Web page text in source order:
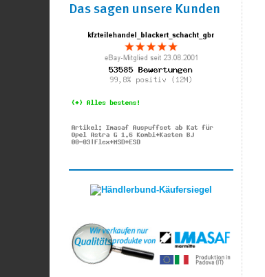
Das sagen unsere Kunden